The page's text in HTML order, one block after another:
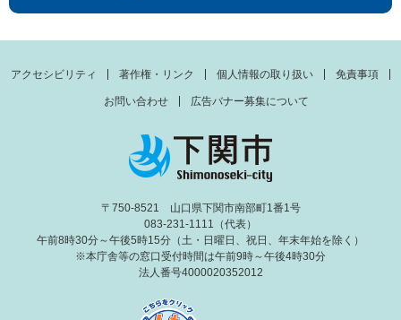
アクセシビリティ 著作権・リンク 個人情報の取り扱い 免責事項
お問い合わせ 広告バナー募集について
〒750-8521 山口県下関市南部町1番1号
083-231-1111（代表）
午前8時30分～午後5時15分（土・日曜日、祝日、年末年始を除く）
※本庁舎等の窓口受付時間は午前9時～午後4時30分
法人番号4000020352012